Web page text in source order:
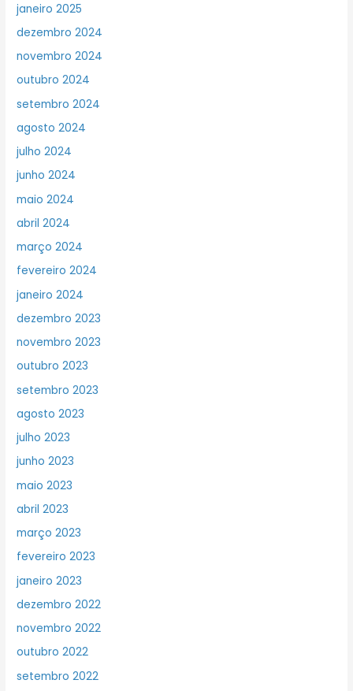
janeiro 2025
dezembro 2024
novembro 2024
outubro 2024
setembro 2024
agosto 2024
julho 2024
junho 2024
maio 2024
abril 2024
março 2024
fevereiro 2024
janeiro 2024
dezembro 2023
novembro 2023
outubro 2023
setembro 2023
agosto 2023
julho 2023
junho 2023
maio 2023
abril 2023
março 2023
fevereiro 2023
janeiro 2023
dezembro 2022
novembro 2022
outubro 2022
setembro 2022